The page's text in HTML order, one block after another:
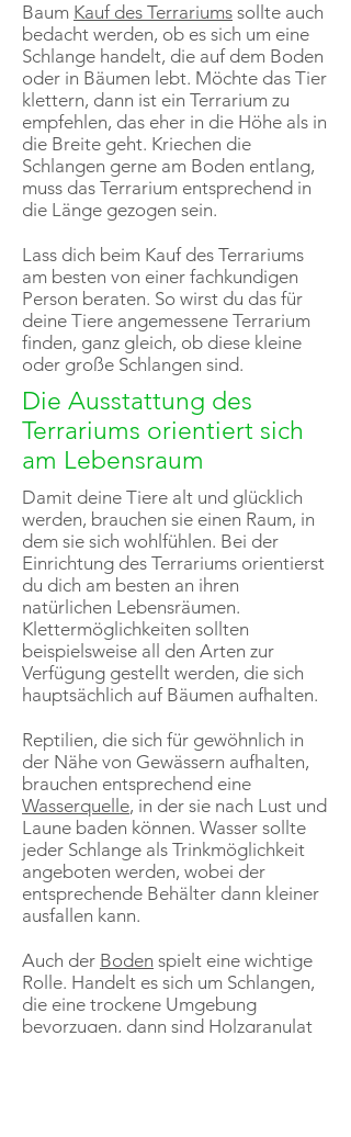
Baum Kauf des Terrariums sollte auch
bedacht werden, ob es sich um eine
Schlange handelt, die auf dem Boden
oder in Bäumen lebt. Möchte das Tier
klettern, dann ist ein Terrarium zu
empfehlen, das eher in die Höhe als in
die Breite geht. Kriechen die
Schlangen gerne am Boden entlang,
muss das Terrarium entsprechend in
die Länge gezogen sein.
Lass dich beim Kauf des Terrariums
am besten von einer fachkundigen
Person beraten. So wirst du das für
deine Tiere angemessene Terrarium
finden, ganz gleich, ob diese kleine
oder große Schlangen sind.
Die Ausstattung des
Terrariums orientiert sich
am Lebensraum
Damit deine Tiere alt und glücklich
werden, brauchen sie einen Raum, in
dem sie sich wohlfühlen. Bei der
Einrichtung des Terrariums orientierst
du dich am besten an ihren
natürlichen Lebensräumen.
Klettermöglichkeiten sollten
beispielsweise all den Arten zur
Verfügung gestellt werden, die sich
hauptsächlich auf Bäumen aufhalten.
Reptilien, die sich für gewöhnlich in
der Nähe von Gewässern aufhalten,
brauchen entsprechend eine
Wasserquelle, in der sie nach Lust und
Laune baden können. Wasser sollte
jeder Schlange als Trinkmöglichkeit
angeboten werden, wobei der
entsprechende Behälter dann kleiner
ausfallen kann.
Auch der Boden spielt eine wichtige
Rolle. Handelt es sich um Schlangen,
die eine trockene Umgebung
bevorzugen, dann sind Holzgranulat